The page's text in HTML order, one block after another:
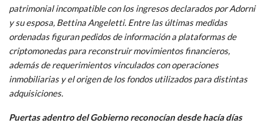
patrimonial incompatible con los ingresos declarados por Adorni
y su esposa, Bettina Angeletti. Entre las últimas medidas
ordenadas figuran pedidos de información a plataformas de
criptomonedas para reconstruir movimientos financieros,
además de requerimientos vinculados con operaciones
inmobiliarias y el origen de los fondos utilizados para distintas
adquisiciones.
Puertas adentro del Gobierno reconocían desde hacía días